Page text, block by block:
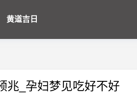
黄道吉日
兆_孕妇梦见吃好不好